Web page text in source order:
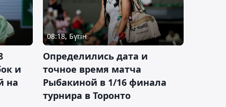
и
на
08:18, Бүгін
Определились дата и
точное время матча
Рыбакиной в 1/16 финала
турнира в Торонто